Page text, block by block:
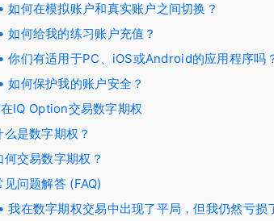
如何在模拟账户和真实账户之间切换？
如何给我的练习账户充值？
你们有适用于PC、iOS或Android的应用程序吗
如何保护我的账户安全？
IQ Option交易数字期权
么是数字期权？
何交易数字期权？
见问题解答 (FAQ)
我在数字期权交易中出现了平局，但我仍然亏损